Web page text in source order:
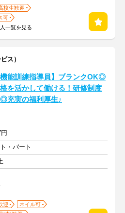
校生歓迎
可
一覧を見る
ス）
機能訓練指導員】ブランクOK◎
を活かして働ける！研修制度
充実の福利厚生♪
・パート
迎
ネイル可